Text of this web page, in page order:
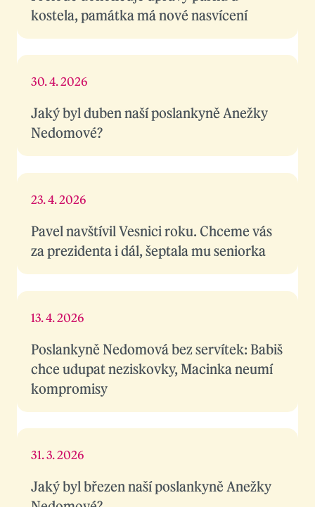
kostela, památka má nové nasvícení
Jaký byl duben naší poslankyně Anežky
Nedomové?
30. 4. 2026
Pavel navštívil Vesnici roku. Chceme vás
za prezidenta i dál, šeptala mu seniorka
23. 4. 2026
Poslankyně Nedomová bez servítek: Babiš
chce udupat neziskovky, Macinka neumí
kompromisy
13. 4. 2026
Jaký byl březen naší poslankyně Anežky
31. 3. 2026